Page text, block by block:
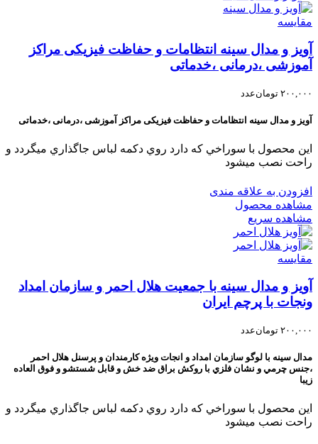
مقایسه
آویز و مدال سینه انتظامات و حفاظت فیزیکی مراکز
آموزشی ،درمانی ،خدماتی
۲۰۰,۰۰۰ تومانعدد
آويز و مدال سينه انتظامات و حفاظت فیزیکی مراکز آموزشی ،درمانی ،خدماتی
اين محصول با سوراخي که دارد روي دکمه لباس جاگذاري ميگردد و
راحت نصب ميشود
افزودن به علاقه مندی
مشاهده محصول
مشاهده سریع
مقایسه
آویز و مدال سینه با جمعیت هلال احمر و سازمان امداد
ونجات با پرچم ایران
۲۰۰,۰۰۰ تومانعدد
مدال سينه با لوگو سازمان امداد و انجات ويژه کارمندان و پرسنل هلال احمر
،جنس چرمي و نشان فلزي با روکش براق ضد خش و قابل شستشو و فوق العاده
زيبا
اين محصول با سوراخي که دارد روي دکمه لباس جاگذاري ميگردد و
راحت نصب ميشود